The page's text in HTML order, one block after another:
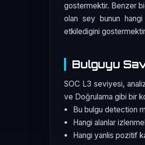
gostermektir. Benzer
olan sey bunun hangi
etkiledigini
Bulguyu
SOC L3 seviyesi,
ve Doğrulama gibi bir
Bu bulgu detection
Hangi alanlar
Hangi yanlis pozitif